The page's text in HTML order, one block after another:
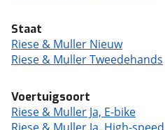
Staat
Riese & Muller Nieuw
Riese & Muller Tweedehands
Voertuigsoort
Riese & Muller Ja, E-bike